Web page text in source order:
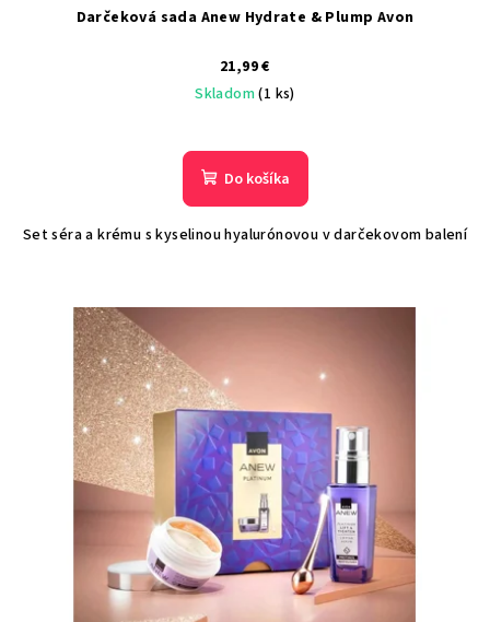
Darčeková sada Anew Hydrate & Plump Avon
21,99 €
Skladom(1 ks)
Do košíka
Set séra a krému s kyselinou hyalurónovou v darčekovom balení